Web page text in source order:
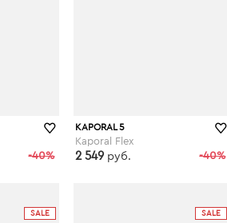
-40%
KAPORAL 5
Kaporal Flex
-40%
2 549 руб.
SALE SALE